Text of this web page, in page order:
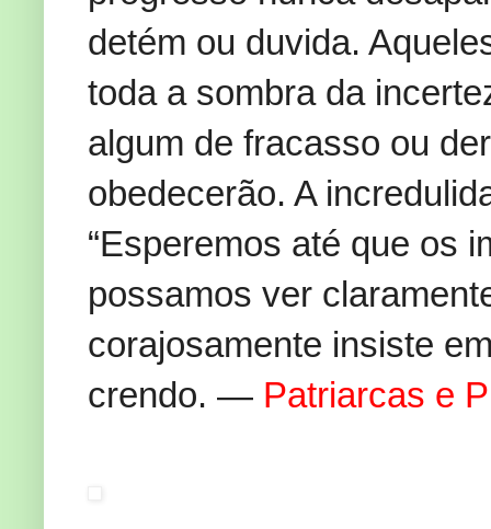
detém ou duvida.
toda a sombra da
algum de fracasso ou
obedecerão. A
“Esperemos até que os
possamos ver
corajosamente insiste
crendo. — Patriarcas e